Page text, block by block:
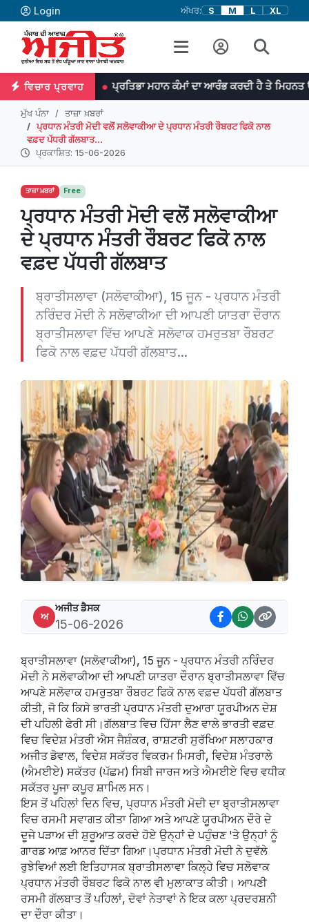
Login ਅੱਖਰ: S M L XL
ਵਿਚਾਰ ਪ੍ਰਵਾਹਪ੍ਰਤਿਭਾ ਮਹਾਨ ਕੰਮਾਂ ਦਾ ਆਰੰਭ ਕਰਦੀ ਹੈ ਤੇ ਮਿਹਨਤ ਉਨ੍ਹਾਂ ਨੂੰ ਨੇਪਰੇ
ਮੁੱਖ ਪੰਨਾ
ਤਾਜ਼ਾ ਖ਼ਬਰਾਂ
ਪ੍ਰਧਾਨ ਮੰਤਰੀ ਮੋਦੀ ਵਲੋਂ ਸਲੋਵਾਕੀਆ ਦੇ ਪ੍ਰਧਾਨ ਮੰਤਰੀ ਰੌਬਰਟ ਫਿਕੋ ਨਾਲ
ਵਫ਼ਦ ਪੱਧਰੀ ਗੱਲਬਾਤ...
ਪ੍ਰਕਾਸ਼ਿਤ: 15-06-2026
ਤਾਜ਼ਾ ਖ਼ਬਰਾਂ Free
ਪ੍ਰਧਾਨ ਮੰਤਰੀ ਮੋਦੀ ਵਲੋਂ ਸਲੋਵਾਕੀਆ
ਦੇ ਪ੍ਰਧਾਨ ਮੰਤਰੀ ਰੌਬਰਟ ਫਿਕੋ ਨਾਲ
ਵਫ਼ਦ ਪੱਧਰੀ ਗੱਲਬਾਤ
ਬ੍ਰਾਤੀਸਲਾਵਾ (ਸਲੋਵਾਕੀਆ), 15 ਜੂਨ - ਪ੍ਰਧਾਨ ਮੰਤਰੀ
ਨਰਿੰਦਰ ਮੋਦੀ ਨੇ ਸਲੋਵਾਕੀਆ ਦੀ ਆਪਣੀ ਯਾਤਰਾ ਦੌਰਾਨ
ਬ੍ਰਾਤੀਸਲਾਵਾ ਵਿੱਚ ਆਪਣੇ ਸਲੋਵਾਕ ਹਮਰੁਤਬਾ ਰੌਬਰਟ
ਫਿਕੋ ਨਾਲ ਵਫ਼ਦ ਪੱਧਰੀ ਗੱਲਬਾਤ...
ਅ
ਅਜੀਤ ਡੈਸਕ
15-06-2026
ਬ੍ਰਾਤੀਸਲਾਵਾ (ਸਲੋਵਾਕੀਆ), 15 ਜੂਨ - ਪ੍ਰਧਾਨ ਮੰਤਰੀ ਨਰਿੰਦਰ
ਮੋਦੀ ਨੇ ਸਲੋਵਾਕੀਆ ਦੀ ਆਪਣੀ ਯਾਤਰਾ ਦੌਰਾਨ ਬ੍ਰਾਤੀਸਲਾਵਾ ਵਿੱਚ
ਆਪਣੇ ਸਲੋਵਾਕ ਹਮਰੁਤਬਾ ਰੌਬਰਟ ਫਿਕੋ ਨਾਲ ਵਫ਼ਦ ਪੱਧਰੀ ਗੱਲਬਾਤ
ਕੀਤੀ, ਜੋ ਕਿ ਕਿਸੇ ਭਾਰਤੀ ਪ੍ਰਧਾਨ ਮੰਤਰੀ ਦੁਆਰਾ ਯੂਰਪੀਅਨ ਦੇਸ਼
ਦੀ ਪਹਿਲੀ ਫੇਰੀ ਸੀ।ਗੱਲਬਾਤ ਵਿਚ ਹਿੱਸਾ ਲੈਣ ਵਾਲੇ ਭਾਰਤੀ ਵਫ਼ਦ
ਵਿਚ ਵਿਦੇਸ਼ ਮੰਤਰੀ ਐਸ ਜੈਸ਼ੰਕਰ, ਰਾਸ਼ਟਰੀ ਸੁਰੱਖਿਆ ਸਲਾਹਕਾਰ
ਅਜੀਤ ਡੋਵਾਲ, ਵਿਦੇਸ਼ ਸਕੱਤਰ ਵਿਕਰਮ ਮਿਸਰੀ, ਵਿਦੇਸ਼ ਮੰਤਰਾਲੇ
(ਐਮਈਏ) ਸਕੱਤਰ (ਪੱਛਮ) ਸਿਬੀ ਜਾਰਜ ਅਤੇ ਐਮਈਏ ਵਿਚ ਵਧੀਕ
ਸਕੱਤਰ ਪੂਜਾ ਕਪੂਰ ਸ਼ਾਮਿਲ ਸਨ।
ਇਸ ਤੋਂ ਪਹਿਲਾਂ ਦਿਨ ਵਿਚ, ਪ੍ਰਧਾਨ ਮੰਤਰੀ ਮੋਦੀ ਦਾ ਬ੍ਰਾਤੀਸਲਾਵਾ
ਵਿਚ ਰਸਮੀ ਸਵਾਗਤ ਕੀਤਾ ਗਿਆ ਅਤੇ ਆਪਣੇ ਯੂਰਪੀਅਨ ਦੌਰੇ ਦੇ
ਦੂਜੇ ਪੜਾਅ ਦੀ ਸ਼ੁਰੂਆਤ ਕਰਦੇ ਹੋਏ ਉਨ੍ਹਾਂ ਦੇ ਪਹੁੰਚਣ 'ਤੇ ਉਨ੍ਹਾਂ ਨੂੰ
ਗਾਰਡ ਆਫ਼ ਆਨਰ ਦਿੱਤਾ ਗਿਆ।ਪ੍ਰਧਾਨ ਮੰਤਰੀ ਮੋਦੀ ਨੇ ਦੁਵੱਲੇ
ਰੁਝੇਵਿਆਂ ਲਈ ਇਤਿਹਾਸਕ ਬ੍ਰਾਤੀਸਲਾਵਾ ਕਿਲ੍ਹੇ ਵਿਚ ਸਲੋਵਾਕ
ਪ੍ਰਧਾਨ ਮੰਤਰੀ ਰੌਬਰਟ ਫਿਕੋ ਨਾਲ ਵੀ ਮੁਲਾਕਾਤ ਕੀਤੀ। ਆਪਣੀ
ਰਸਮੀ ਗੱਲਬਾਤ ਤੋਂ ਪਹਿਲਾਂ, ਦੋਵਾਂ ਨੇਤਾਵਾਂ ਨੇ ਇਕ ਕਲਾ ਪ੍ਰਦਰਸ਼ਨੀ
ਦਾ ਦੌਰਾ ਕੀਤਾ।